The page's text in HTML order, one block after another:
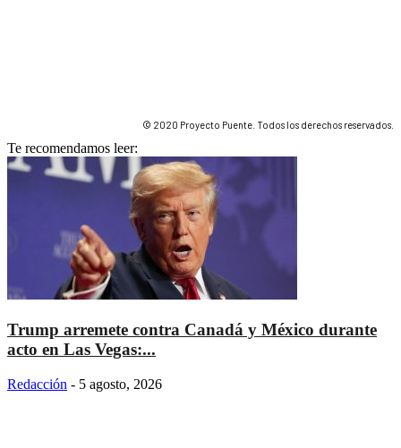
© 2020 Proyecto Puente. Todos los derechos reservados.
Te recomendamos leer:
Trump arremete contra Canadá y México durante
acto en Las Vegas:...
Redacción - 5 agosto, 2026